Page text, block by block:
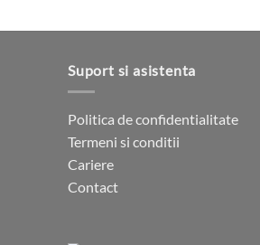
mai
Opțiunile
pot
fi
alese
Suport si asistenta
Politica de confidentialitate
Termeni si conditii
Cariere
Contact